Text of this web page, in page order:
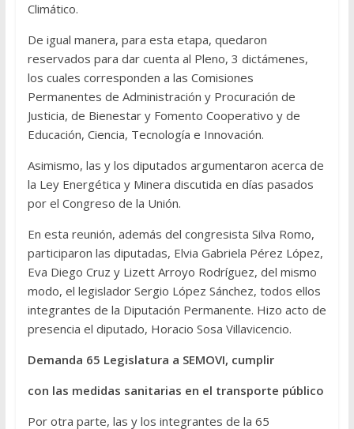
Climático.
De igual manera, para esta etapa, quedaron
reservados para dar cuenta al Pleno, 3 dictámenes,
los cuales corresponden a las Comisiones
Permanentes de Administración y Procuración de
Justicia, de Bienestar y Fomento Cooperativo y de
Educación, Ciencia, Tecnología e Innovación.
Asimismo, las y los diputados argumentaron acerca de
la Ley Energética y Minera discutida en días pasados
por el Congreso de la Unión.
En esta reunión, además del congresista Silva Romo,
participaron las diputadas, Elvia Gabriela Pérez López,
Eva Diego Cruz y Lizett Arroyo Rodríguez, del mismo
modo, el legislador Sergio López Sánchez, todos ellos
integrantes de la Diputación Permanente. Hizo acto de
presencia el diputado, Horacio Sosa Villavicencio.
Demanda 65 Legislatura a SEMOVI, cumplir
con las medidas sanitarias en el transporte público
Por otra parte, las y los integrantes de la 65